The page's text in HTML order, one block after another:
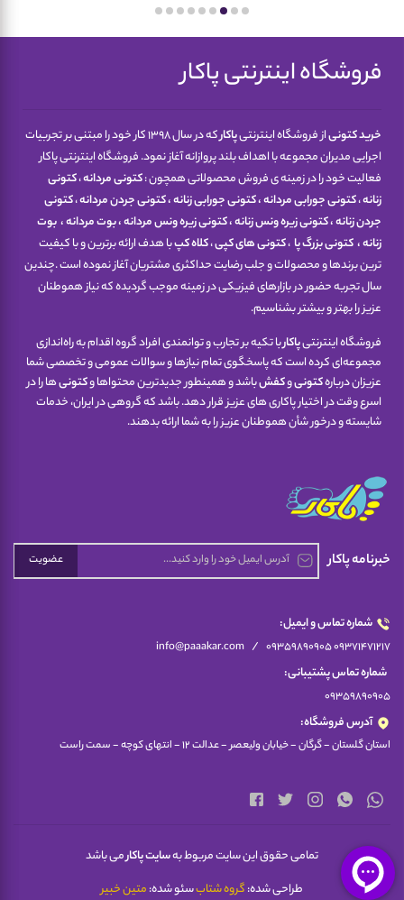
فروشگاه اینترنتی پاکار
خرید کتونیاز فروشگاه اینترنتیپاکار
که در سال 1398 کار خود را مبتنی بر تجربیات
اجرایی مدیران مجموعه با اهداف بلند پروازانه آغاز نمود. فروشگاه اینترنتی پاکار
فعالیت خود را در زمینه ی فروش محصولاتی همچون :کتونی مردانه،کتونی
زنانه،کتونی جورابی مردانه،کتونی جورابی زنانه،کتونی جردن مردانه،کتونی
جردن زنانه،کتونی زیره ونس زنانه،کتونی زیره ونس مردانه،بوت مردانه،بوت
زنانه، کتونیبزرگ پا ،کتونی های کپی،کلاه کپبا هدف ارائه برترین و با کیفیت
ترین برندها و محصولات و جلب رضایت حداکثری مشتریان آغاز نموده است .چندین
سال تجربه حضور در بازارهای فیزیکی در زمینه موجب گردیده که نیاز هموطنان
عزیز را بهتر و بیشتر بشناسیم.
فروشگاه اینترنتیپاکاربا تکیه بر تجارب و توانمندی افراد گروه اقدام به راه‌اندازی
مجموعه‌ای کرده است که پاسخگوی تمام نیازها و سوالات عمومی و تخصصی شما
عزیزان دربارهکتونیوکفشباشد و همینطور جدیدترین محتواها وکتونیها را در
اسرع وقت در اختیار پاکاری های عزیز قرار دهد. باشد که گروهی در ایران، خدمات
شایسته و درخور شأن هموطنان عزیز را به شما ارائه بدهند.
خبرنامه پاکار عضویت
شماره تماس و ایمیل:
info@paaakar.com / 09359890905 09371471217
شماره تماس پشتیبانی:
09359890905
آدرس فروشگاه:
استان گلستان - گرگان - خیابان ولیعصر - عدالت 12 - انتهای کوچه - سمت راست
تمامی حقوق این سایت مربوط بهسایت پاکارمی باشد
طراحی شده:گروه شتابسئو شده:متین خبیر